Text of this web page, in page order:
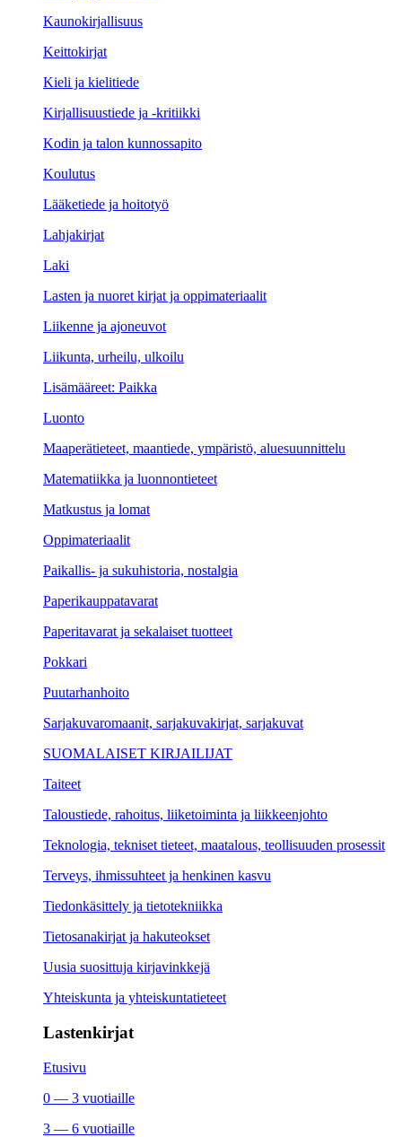
Kaunokirjallisuus
Keittokirjat
Kieli ja kielitiede
Kirjallisuustiede ja -kritiikki
Kodin ja talon kunnossapito
Koulutus
Lääketiede ja hoitotyö
Lahjakirjat
Laki
Lasten ja nuoret kirjat ja oppimateriaalit
Liikenne ja ajoneuvot
Liikunta, urheilu, ulkoilu
Lisämääreet: Paikka
Luonto
Maaperätieteet, maantiede, ympäristö, aluesuunnittelu
Matematiikka ja luonnontieteet
Matkustus ja lomat
Oppimateriaalit
Paikallis- ja sukuhistoria, nostalgia
Paperikauppatavarat
Paperitavarat ja sekalaiset tuotteet
Pokkari
Puutarhanhoito
Sarjakuvaromaanit, sarjakuvakirjat, sarjakuvat
SUOMALAISET KIRJAILIJAT
Taiteet
Taloustiede, rahoitus, liiketoiminta ja liikkeenjohto
Teknologia, tekniset tieteet, maatalous, teollisuuden prosessit
Terveys, ihmissuhteet ja henkinen kasvu
Tiedonkäsittely ja tietotekniikka
Tietosanakirjat ja hakuteokset
Uusia suosittuja kirjavinkkejä
Yhteiskunta ja yhteiskuntatieteet
Lastenkirjat
Etusivu
0 — 3 vuotiaille
3 — 6 vuotiaille